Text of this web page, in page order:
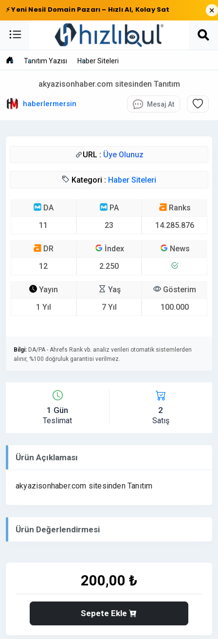
⚡ Yeni Nesil Domain Pazarı – Hızlı Al, Kolay Sat ×
Tanıtım Yazısı Haber Siteleri
akyazisonhaber.com sitesinden Tanıtım
haberlermersin Mesaj At
URL : Üye Olunuz
Kategori : Haber Siteleri
DA
11
PA
23
Ranks
14.285.876
DR
12
İndex
2.250
News
Yayın
1 Yıl
Yaş
7 Yıl
Gösterim
100.000
Bilgi: DA/PA - Ahrefs Rank vb. analiz verileri otomatik sistemlerden
alınır, %100 doğruluk garantisi verilmez.
1 Gün
Teslimat
2
Satış
Ürün Açıklaması
akyazisonhaber.com sitesinden Tanıtım
Ürün Değerlendirmesi
200,00 ₺
Sepete Ekle